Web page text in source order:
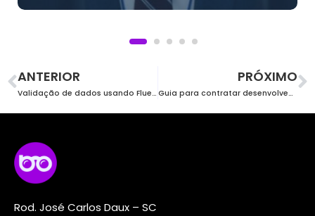
ANTERIOR
Validação de dados usando Fluent Validation
PRÓXIMO
Guia para contratar desenvolvedores experientes
Rod. José Carlos Daux – SC